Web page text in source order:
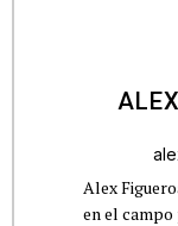
Alex
en el